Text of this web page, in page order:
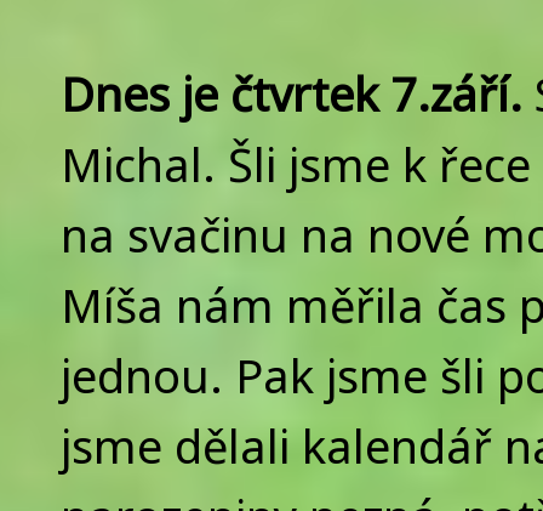
Dnes je čtvrtek 7.září.
Michal. Šli jsme k
na svačinu na nové
Míša nám měřila čas
jednou. Pak jsme šli
jsme dělali kalendář